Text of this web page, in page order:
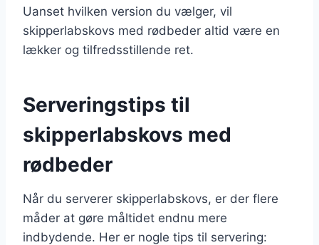
Uanset hvilken version du vælger, vil
skipperlabskovs med rødbeder altid være en
lækker og tilfredsstillende ret.
Serveringstips til
skipperlabskovs med
rødbeder
Når du serverer skipperlabskovs, er der flere
måder at gøre måltidet endnu mere
indbydende. Her er nogle tips til servering: